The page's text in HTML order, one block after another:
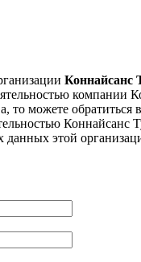
Коннайсанс
компании
то можете
этой